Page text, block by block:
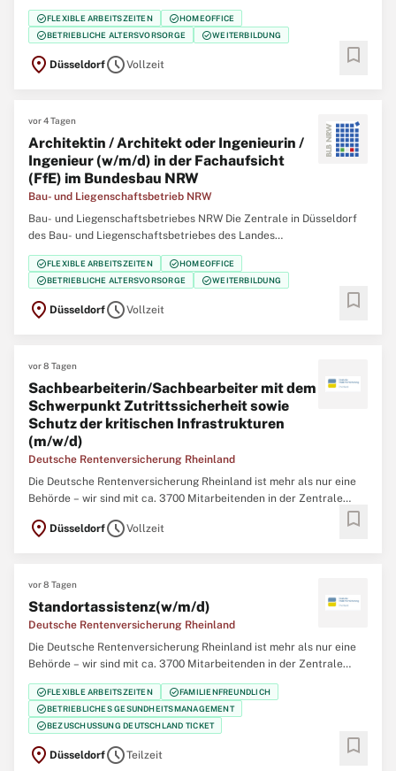
Nordrhein‑Westfalen (BLB NRW) sucht zum nächstmöglichen
Zeitpunkt eine/einen Vergabemanagerin / Vergabemanager (w/m/d)
Der Bau- und Liegenschaftsbetrieb NRW ist Eigentümer,
check_circleFLEXIBLE ARBEITSZEITEN check_circleHOMEOFFICE
check_circleBETRIEBLICHE ALTERSVORSORGE check_circleWEITERBILDUNG
location_on DüsseldorfscheduleVollzeit bookmark
vor 4 Tagen
Architektin / Architekt oder Ingenieurin /
Ingenieur (w/m/d) in der Fachaufsicht
(FfE) im Bundesbau NRW
Bau- und Liegenschaftsbetrieb NRW
Bau- und Liegenschaftsbetriebes NRW Die Zentrale in Düsseldorf
des Bau- und Liegenschaftsbetriebes des Landes
Nordrhein‑Westfalen (BLB NRW) sucht zum nächstmöglichen
Zeitpunkt eine/einen Architektin / Architekten oder Ingenieurin /
Ingenieur (w/m/d) in der Fachaufsicht (FfE) im Bundesbau
check_circleFLEXIBLE ARBEITSZEITEN check_circleHOMEOFFICE
check_circleBETRIEBLICHE ALTERSVORSORGE check_circleWEITERBILDUNG
location_on DüsseldorfscheduleVollzeit bookmark
vor 8 Tagen
Sachbearbeiterin/Sachbearbeiter mit dem
Schwerpunkt Zutrittssicherheit sowie
Schutz der kritischen Infrastrukturen
(m/w/d)
Deutsche Rentenversicherung Rheinland
Die Deutsche Rentenversicherung Rheinland ist mehr als nur eine
Behörde – wir sind mit ca. 3700 Mitarbeitenden in der Zentrale
Klinikverbund mit 5 Rehabilitationskliniken einer der größten
location_on DüsseldorfscheduleVollzeit bookmark
vor 8 Tagen
Standortassistenz(w/m/d)
Deutsche Rentenversicherung Rheinland
Die Deutsche Rentenversicherung Rheinland ist mehr als nur eine
Behörde – wir sind mit ca. 3700 Mitarbeitenden in der Zentrale
(Düsseldorf), 12 regionalen Service-Zentren und einem eigenem
Klinikverbund mit 5 Rehabilitationskliniken einer der größten
Regionalträger der gesetzlichen
check_circleFLEXIBLE ARBEITSZEITEN check_circleFAMILIENFREUNDLICH
check_circleBETRIEBLICHES GESUNDHEITSMANAGEMENT
check_circleBEZUSCHUSSUNG DEUTSCHLAND TICKET
location_on DüsseldorfscheduleTeilzeit bookmark